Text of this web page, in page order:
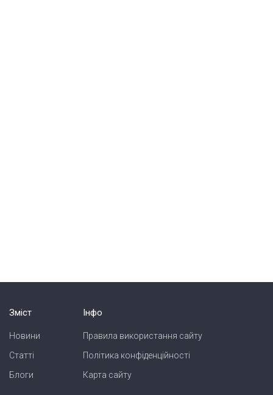
Зміст
Новини
Статті
Блоги
Інфо
Правила використання сайту
Політика конфіденційності
Карта сайту